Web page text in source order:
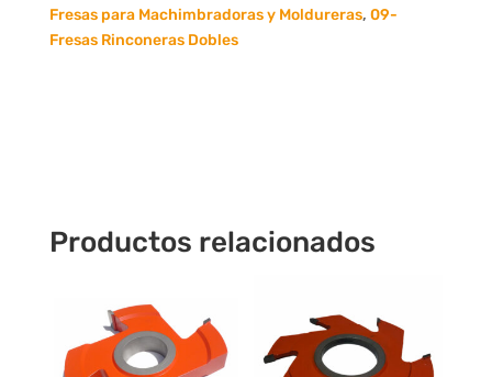
Doble
Modelo
Fresas para Machimbradoras y Moldureras, 09-
Fresas Rinconeras Dobles
Productos relacionados